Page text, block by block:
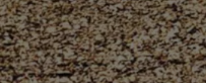
Lifestyle
Transport
Familie
Elektromobilität
Volkswagen R
Pannen- und Unfallhilfe
Volkswagen Kundenbetreuung